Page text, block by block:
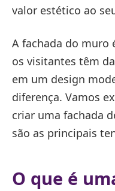
valor estético ao
A fachada do muro
os visitantes têm
em um design
diferença. Vamos
criar uma fachada
são as principais
O que é